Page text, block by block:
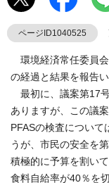
ページID1040525
環境経済常任委員
の経過と結果を報告い
最初に、議案第17
ありますが、この議
PFASの検査につい
うが、市民の安全を
積極的に予算を割い
食料自給率が40％を